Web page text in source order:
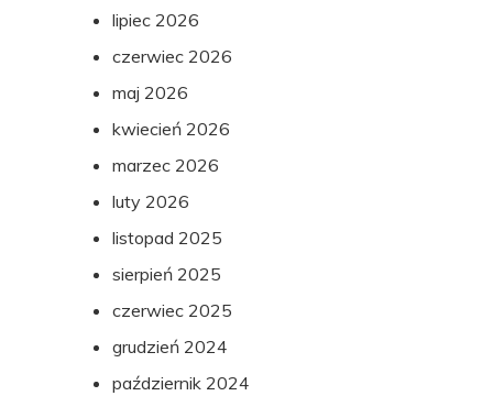
lipiec 2026
czerwiec 2026
maj 2026
kwiecień 2026
marzec 2026
luty 2026
listopad 2025
sierpień 2025
czerwiec 2025
grudzień 2024
październik 2024